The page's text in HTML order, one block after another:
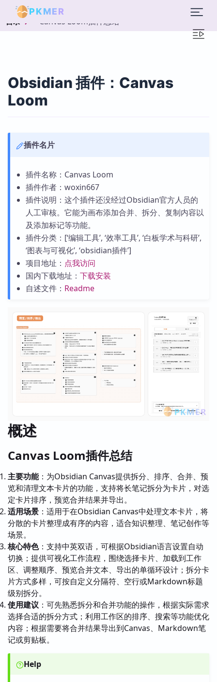
PKMER
目录 Canvas Loom插件总结
Obsidian 插件：Canvas
Loom
插件名片
插件名称：Canvas Loom
插件作者：woxin667
插件说明：这个插件还没经过Obsidian官方人员的
人工审核。它能为画布添加合并、拆分、复制内容以
及添加标记等功能。
插件分类：[‘编辑工具’, ‘效率工具’, ‘白板学术与科研’,
‘图表与可视化’, ‘obsidian插件’]
项目地址： 点我访问
国内下载地址： 下载安装
自述文件： Readme
概述
Canvas Loom插件总结
主要功能：为Obsidian Canvas提供拆分、排序、合并、预
览和清理文本卡片的功能，支持将长笔记拆分为卡片，对选
定卡片排序，预览合并结果并导出。
适用场景 ：适用于在Obsidian Canvas中处理文本卡片，将
分散的卡片整理成有序的内容，适合知识整理、笔记创作等
场景。
核心特色：支持中英双语，可根据Obsidian语言设置自动
切换；提供可视化工作流程，围绕选择卡片、加载到工作
区、调整顺序、预览合并文本、导出的单循环设计；拆分卡
片方式多样，可按自定义分隔符、空行或Markdown标题
级别拆分。
使用建议 ：可先熟悉拆分和合并功能的操作，根据实际需求
选择合适的拆分方式；利用工作区的排序、搜索等功能优化
内容；根据需要将合并结果导出到Canvas、Markdown笔
记或剪贴板。
Help